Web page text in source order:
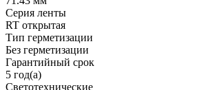
Серия ленты
RT открытая
Тип герметизации
Без герметизации
Гарантийный срок
5 год(а)
Светотехнические